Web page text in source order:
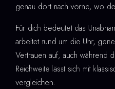
genau dort nach vorne, wo
Für dich bedeutet das
arbeitet rund um die Uhr,
Vertrauen auf, auch während
Reichweite lässt sich mit
vergleichen.